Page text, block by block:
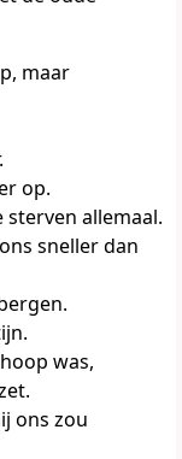
maar
op.
allemaal.
sneller dan
was,
ons zou